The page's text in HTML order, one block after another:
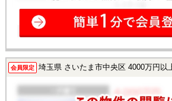
会員限定 埼玉県 さいたま市中央区 4000万円以上5000万円